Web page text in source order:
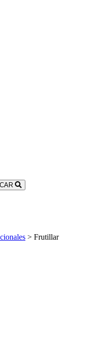
> Frutillar